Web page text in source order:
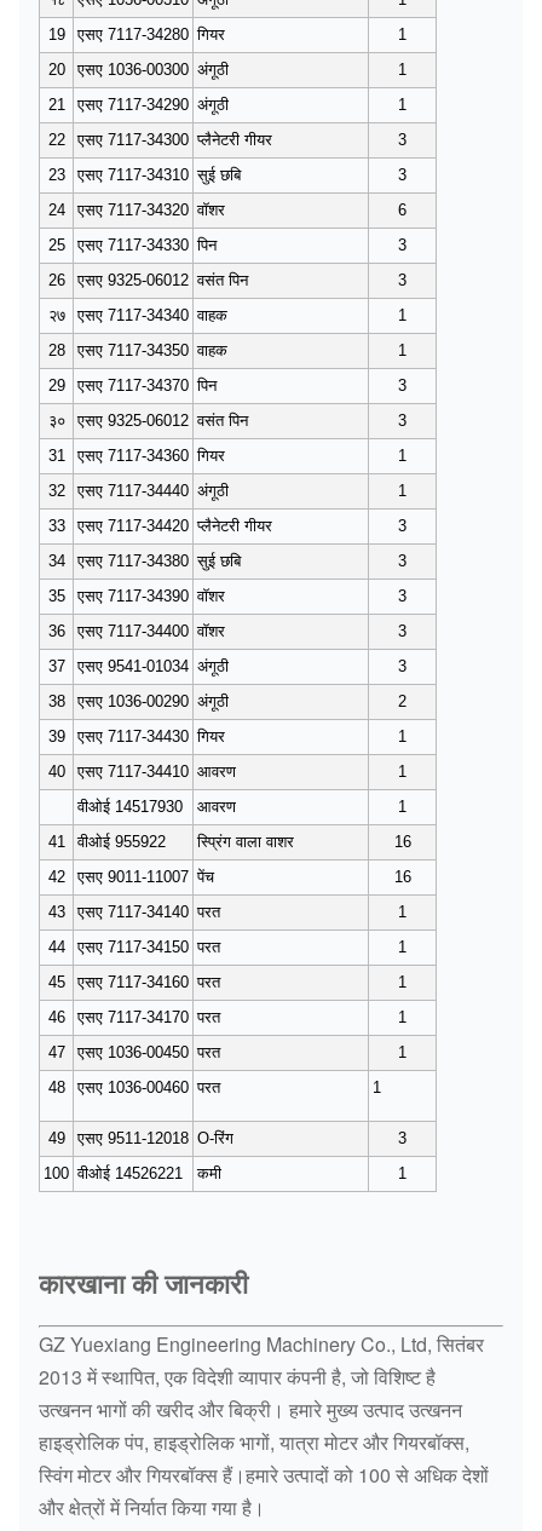
19
एसए 7117-34280 गियर
1
20
एसए 1036-00300 अंगूठी
1
21
एसए 7117-34290 अंगूठी
1
22
एसए 7117-34300 प्लैनेटरी गीयर
3
23
एसए 7117-34310 सुई छबि
3
24
एसए 7117-34320 वॉशर
6
25
एसए 7117-34330 पिन
3
26
एसए 9325-06012 वसंत पिन
3
२७
एसए 7117-34340 वाहक
1
28
एसए 7117-34350 वाहक
1
29
एसए 7117-34370 पिन
3
३०
एसए 9325-06012 वसंत पिन
3
31
एसए 7117-34360 गियर
1
32
एसए 7117-34440 अंगूठी
1
33
एसए 7117-34420 प्लैनेटरी गीयर
3
34
एसए 7117-34380 सुई छबि
3
35
एसए 7117-34390 वॉशर
3
36
एसए 7117-34400 वॉशर
3
37
एसए 9541-01034 अंगूठी
3
38
एसए 1036-00290 अंगूठी
2
39
एसए 7117-34430 गियर
1
40
एसए 7117-34410 आवरण
1
वीओई 14517930
आवरण
1
41
वीओई 955922 स्प्रिंग वाला वाशर
16
42
एसए 9011-11007 पेंच
16
43
एसए 7117-34140 परत
1
44
एसए 7117-34150 परत
1
45
एसए 7117-34160 परत
1
46
एसए 7117-34170 परत
1
47
एसए 1036-00450 परत
1
48
एसए 1036-00460 परत 1
49 एसए 9511-12018 O-रिंग
3
100 वीओई 14526221 कमी 1
कारखाना की जानकारी
GZ Yuexiang Engineering Machinery Co., Ltd, सितंबर
2013 में स्थापित, एक विदेशी व्यापार कंपनी है, जो विशिष्ट है
उत्खनन भागों की खरीद और बिक्री। हमारे मुख्य उत्पाद उत्खनन
हाइड्रोलिक पंप, हाइड्रोलिक भागों, यात्रा मोटर और गियरबॉक्स,
स्विंग मोटर और गियरबॉक्स हैं।हमारे उत्पादों को 100 से अधिक देशों
और क्षेत्रों में निर्यात किया गया है।